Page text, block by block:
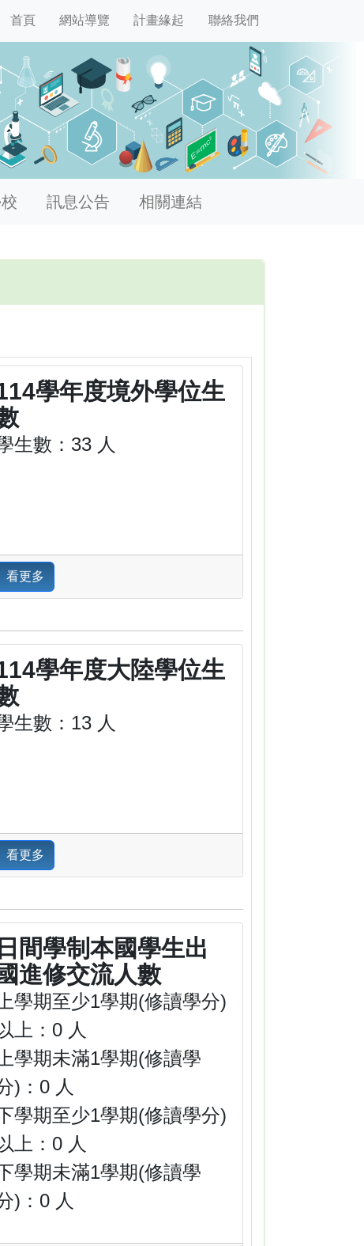
首頁 網站導覽 計畫緣起 聯絡我們
訊息公告 相關連結
學年度境外學位生
生數：33 人
看更多
學年度大陸學位生
生數：13 人
看更多
日間學制本國學生出
國進修交流人數
上學期至少1學期(修讀學分)
上：0 人
上學期未滿1學期(修讀學
)：0 人
學期至少1學期(修讀學分)
上：0 人
學期未滿1學期(修讀學
)：0 人